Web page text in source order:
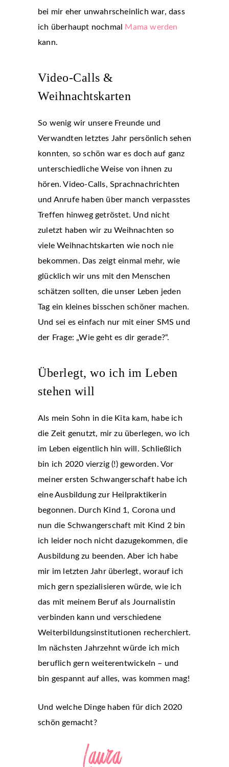
bei mir eher unwahrscheinlich war, dass
ich überhaupt nochmal
Mama werden
kann.
Video-Calls &
Weihnachtskarten
So wenig wir unsere Freunde und
Verwandten letztes Jahr persönlich sehen
konnten, so schön war es doch auf ganz
unterschiedliche Weise von ihnen zu
hören. Video-Calls, Sprachnachrichten
und Anrufe haben über manch verpasstes
Treffen hinweg getröstet. Und nicht
zuletzt haben wir zu Weihnachten so
viele Weihnachtskarten wie noch nie
bekommen. Das zeigt einmal mehr, wie
glücklich wir uns mit den Menschen
schätzen sollten, die unser Leben jeden
Tag ein kleines bisschen schöner machen.
Und sei es einfach nur mit einer SMS und
der Frage: „Wie geht es dir gerade?“.
Überlegt, wo ich im Leben
stehen will
Als mein Sohn in die Kita kam, habe ich
die Zeit genutzt, mir zu überlegen, wo ich
im Leben eigentlich hin will. Schließlich
bin ich 2020 vierzig (!) geworden. Vor
meiner ersten Schwangerschaft habe ich
eine Ausbildung zur Heilpraktikerin
begonnen. Durch Kind 1, Corona und
nun die Schwangerschaft mit Kind 2 bin
ich leider noch nicht dazugekommen, die
Ausbildung zu beenden. Aber ich habe
mir im letzten Jahr überlegt, worauf ich
mich gern spezialisieren würde, wie ich
das mit meinem Beruf als Journalistin
verbinden kann und verschiedene
Weiterbildungsinstitutionen recherchiert.
Im nächsten Jahrzehnt würde ich mich
beruflich gern weiterentwickeln – und
bin gespannt auf alles, was kommen mag!
Und welche Dinge haben für dich 2020
schön gemacht?